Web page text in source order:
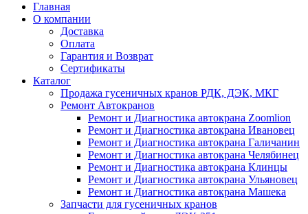
Главная
О компании
Доставка
Оплата
Гарантия и Возврат
Сертификаты
Каталог
Продажа гусеничных кранов РДК, ДЭК, МКГ
Ремонт Автокранов
Ремонт и Диагностика автокрана Zoomlion
Ремонт и Диагностика автокрана Ивановец
Ремонт и Диагностика автокрана Галичанин
Ремонт и Диагностика автокрана Челябинец
Ремонт и Диагностика автокрана Клинцы
Ремонт и Диагностика автокрана Ульяновец
Ремонт и Диагностика автокрана Машека
Запчасти для гусеничных кранов